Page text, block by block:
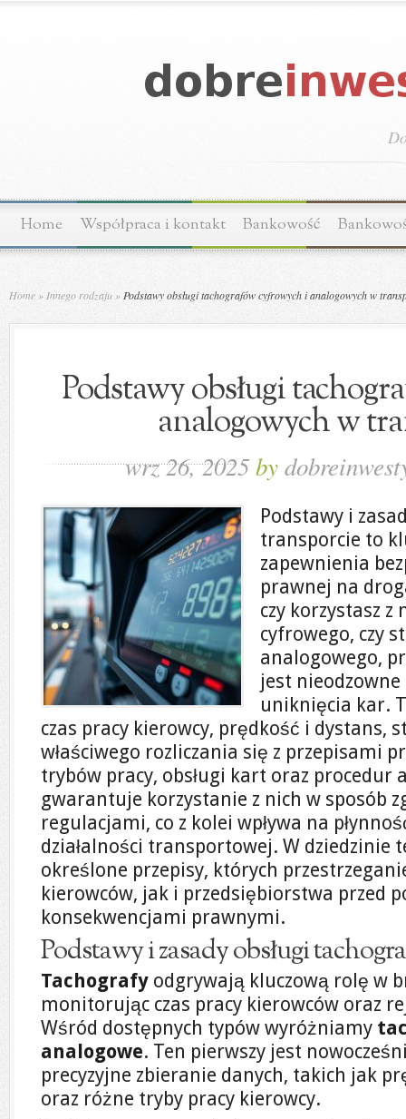
Home Współpraca i kontakt Bankowość
Home » Innego rodzaju » Podstawy obsługi tachografów cyfrowych i analogowych w
Podstawy obsługi
analogowych w
wrz 26, 2025by
Podstawy i
transporcie to
zapewnienia
prawnej na
czy korzystasz
cyfrowego, czy
analogowego,
jest
uniknięcia kar.
czas pracy kierowcy, prędkość i dystans,
właściwego rozliczania się z przepisami
trybów pracy, obsługi kart oraz procedur
gwarantuje korzystanie z nich w sposób
regulacjami, co z kolei wpływa na
działalności transportowej. W dziedzinie
określone przepisy, których
kierowców, jak i przedsiębiorstwa przed
konsekwencjami prawnymi.
Podstawy i zasady obsługi
Tachografy odgrywają kluczową rolę w
monitorując czas pracy kierowców oraz
Wśród dostępnych typów wyróżniamy
analogowe. Ten pierwszy jest
precyzyjne zbieranie danych, takich jak
oraz różne tryby pracy kierowcy.